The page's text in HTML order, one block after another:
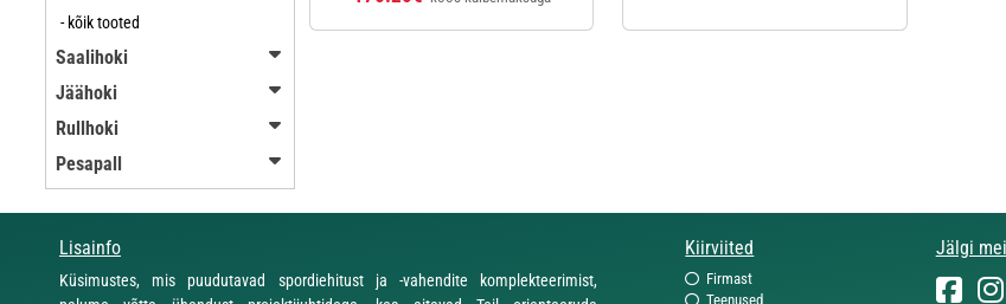
- kõik tooted
Saalihoki
Jäähoki
Rullhoki
Pesapall
Lisainfo
Küsimustes, mis puudutavad spordiehitust ja -vahendite komplekteerimist,
Kiirviited
Firmast
Teenused
Jälgi